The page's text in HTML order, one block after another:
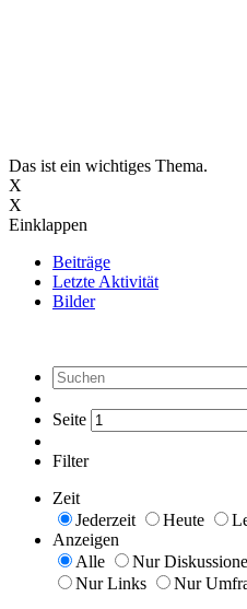
Das ist ein wichtiges Thema.
X
X
Einklappen
Beiträge
Letzte Aktivität
Bilder
Seite
Filter
Zeit
Jederzeit
Heute
Anzeigen
Alle
Nur
Nur Links
Nur